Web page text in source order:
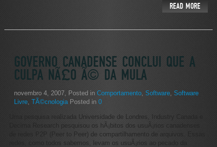
READ MORE
GOVERNO CANADENSE CONCLUI QUE A
CULPA NÃ£O Ã© DA MULA
novembro 4, 2007, Posted in Comportamento, Software, Software
Livre, TÃ©cnologiaPosted in 0
Uma pesquisa realizada Universidade de Londres, Industry Canada e
Decima Research pesquisou os hÃ¡bitos dos usuÃ¡rios canadenses
de redes P2P (Peer to Peer) de compartilhamento de arquivos. Essas
redes, como todos sabemos, levam os usuÃ¡rios ao pecado da